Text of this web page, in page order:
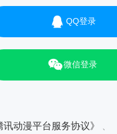
QQ登录
微信登录
讯动漫平台服务协议》